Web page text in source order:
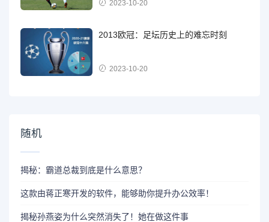
2023-10-20
2013欧冠：足坛历史上的难忘时刻
2023-10-20
随机
揭秘：霸道总裁到底是什么意思？
这款由蒋正寒开发的软件，能够助你提升办公效率！
揭秘孙燕姿为什么突然消失了！她在做这件事